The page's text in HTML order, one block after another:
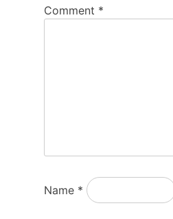
Comment *
Name *